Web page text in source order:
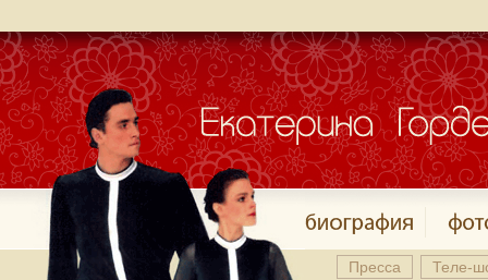
Пресса Теле-